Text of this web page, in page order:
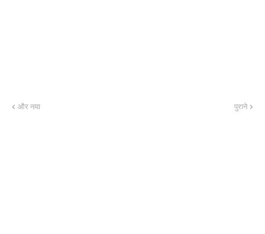
और नया पुराने